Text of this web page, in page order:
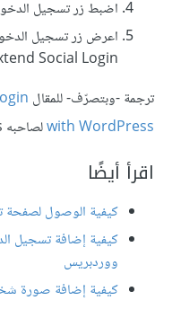
اضبط زر تسجيل
اعرض زر تسجيل
Social Login.
ترجمة -وبتصرّف- للمقال
with WordPressلصاحبه Will Morris.
اقرأ أيضًا
كيفية الوصول
ووردبريس
كيفية إضافة صورة